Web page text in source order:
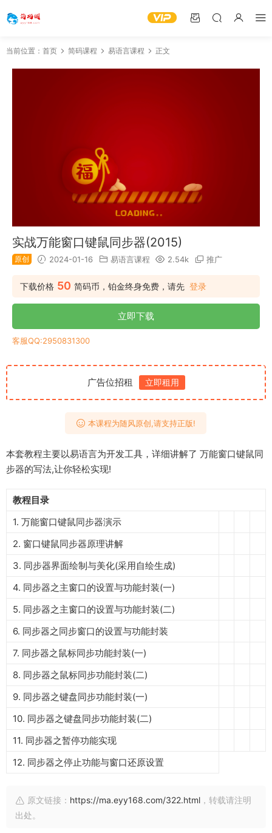
当前位置： 首页 简码课程 易语言课程 正文
实战万能窗口键鼠同步器(2015)
原创 2024-01-16 易语言课程 2.54k 推广
下载价格 50 简码币，铂金终身免费，请先 登录
立即下载
客服QQ:2950831300
广告位招租 立即租用
本课程为随风原创,请支持正版!
本套教程主要以易语言为开发工具，详细讲解了 万能窗口键鼠同
步器的写法,让你轻松实现!
教程目录
1. 万能窗口键鼠同步器演示
2. 窗口键鼠同步器原理讲解
3. 同步器界面绘制与美化(采用自绘生成)
4. 同步器之主窗口的设置与功能封装(一)
5. 同步器之主窗口的设置与功能封装(二)
6. 同步器之同步窗口的设置与功能封装
7. 同步器之鼠标同步功能封装(一)
8. 同步器之鼠标同步功能封装(二)
9. 同步器之键盘同步功能封装(一)
10. 同步器之键盘同步功能封装(二)
11. 同步器之暂停功能实现
12. 同步器之停止功能与窗口还原设置
原文链接： https://ma.eyy168.com/322.html ，转载请注明
出处。